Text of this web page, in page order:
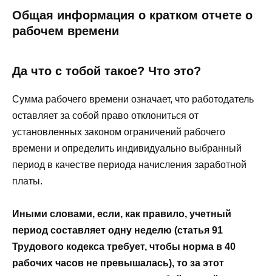
Общая информация о кратком отчете о
рабочем времени
Да что с тобой такое? Что это?
Сумма рабочего времени означает, что работодатель
оставляет за собой право отклониться от
установленных законом ограничений рабочего
времени и определить индивидуально выбранный
период в качестве периода начисления заработной
платы.
Иными словами, если, как правило, учетный
период составляет одну неделю (статья 91
Трудового кодекса требует, чтобы норма в 40
рабочих часов не превышалась), то за этот